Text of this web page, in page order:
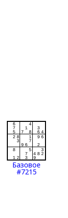
Базовое
#7215